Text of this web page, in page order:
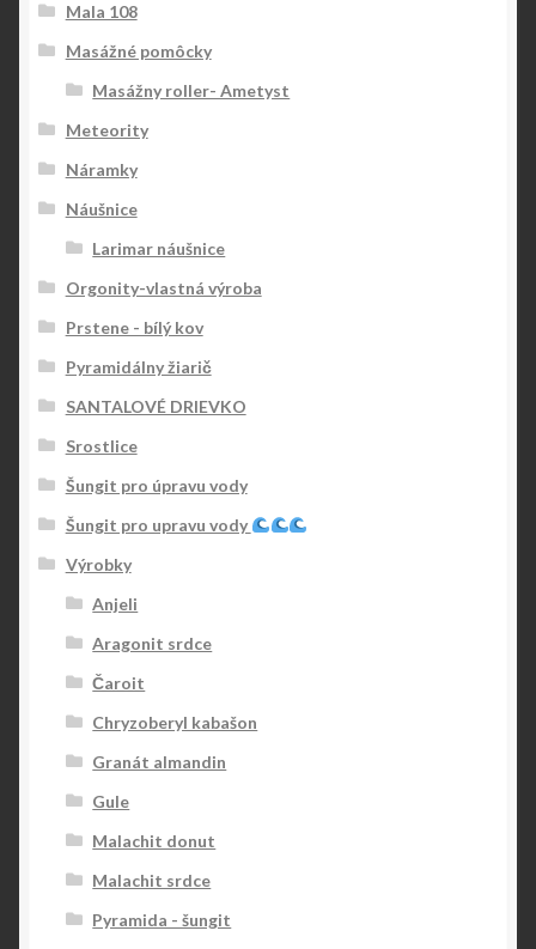
Mala 108
Masážné pomôcky
Masážny roller- Ametyst
Meteority
Náramky
Náušnice
Larimar náušnice
Orgonity-vlastná výroba
Prstene - bílý kov
Pyramidálny žiarič
SANTALOVÉ DRIEVKO
Srostlice
Šungit pro úpravu vody
Šungit pro upravu vody
Výrobky
Anjeli
Aragonit srdce
Čaroit
Chryzoberyl kabašon
Granát almandin
Gule
Malachit donut
Malachit srdce
Pyramida - šungit